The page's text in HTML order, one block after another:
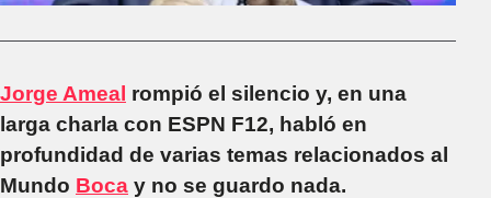
Jorge Ameal rompió el silencio y, en una
larga charla con ESPN F12, habló en
profundidad de varias temas relacionados al
Mundo Boca y no se guardo nada.